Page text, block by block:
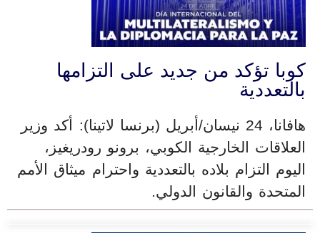
كوبا تؤكد من جديد على التزامها
بالتعددية
هافانا، 24 نيسان/أبريل (برنسا لاتينا): أكد وزير
العلاقات الخارجية الكوبي، برونو رودريغيز،
اليوم التزام بلاده بالتعددية واحترام ميثاق الأمم
المتحدة والقانون الدولي.